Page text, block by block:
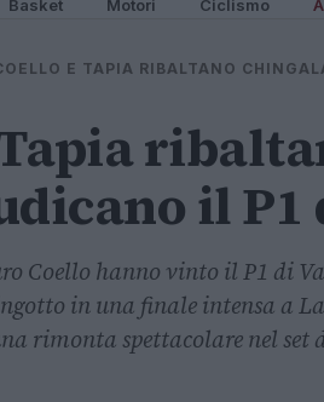
Basket Motori Ciclismo
E TAPIA RIBALTANO
il
Coello hanno vinto il P1 di
in una finale intensa a
rimonta spettacolare nel